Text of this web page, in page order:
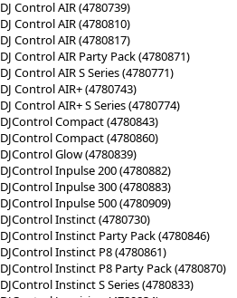
DJ Control AIR (4780739)
DJ Control AIR (4780810)
DJ Control AIR (4780817)
DJ Control AIR Party Pack (4780871)
DJ Control AIR S Series (4780771)
DJ Control AIR+ (4780743)
DJ Control AIR+ S Series (4780774)
DJControl Compact (4780843)
DJControl Compact (4780860)
DJControl Glow (4780839)
DJControl Inpulse 200 (4780882)
DJControl Inpulse 300 (4780883)
DJControl Inpulse 500 (4780909)
DJControl Instinct (4780730)
DJControl Instinct Party Pack (4780846)
DJControl Instinct P8 (‎4780861)
DJControl Instinct P8 Party Pack (4780870)
DJControl Instinct S Series (4780833)